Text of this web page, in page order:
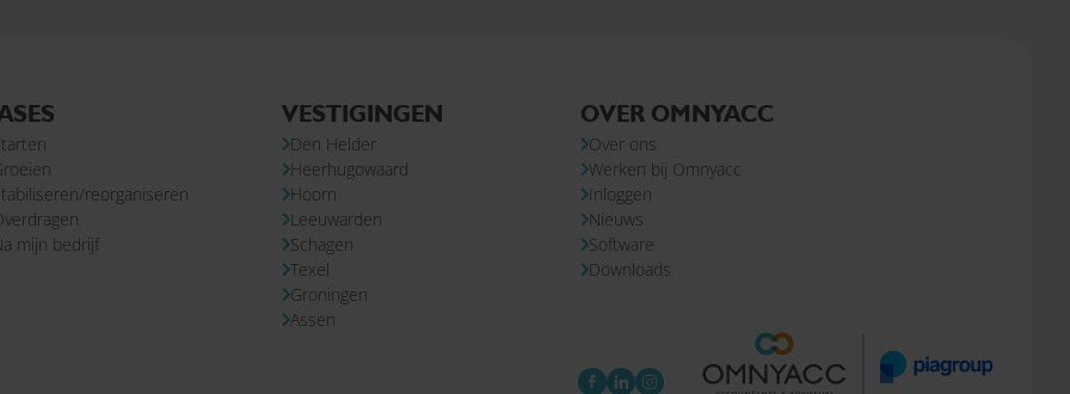
reorganiseren
mijn bedrijf
VESTIGINGEN
Den Helder
Heerhugowaard
Hoorn
Leeuwarden
Schagen
Texel
Groningen
Assen
OVER OMNYACC
Over ons
Werken bij Omnyacc
Inloggen
Nieuws
Software
Downloads